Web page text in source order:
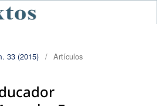
33 (2015) / Artículos